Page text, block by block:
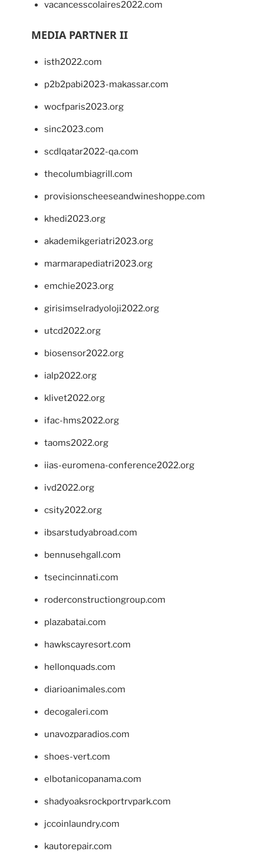
vacancesscolaires2022.com
MEDIA PARTNER II
isth2022.com
p2b2pabi2023-makassar.com
wocfparis2023.org
sinc2023.com
scdlqatar2022-qa.com
thecolumbiagrill.com
provisionscheeseandwineshoppe.com
khedi2023.org
akademikgeriatri2023.org
marmarapediatri2023.org
emchie2023.org
girisimselradyoloji2022.org
utcd2022.org
biosensor2022.org
ialp2022.org
klivet2022.org
ifac-hms2022.org
taoms2022.org
iias-euromena-conference2022.org
ivd2022.org
csity2022.org
ibsarstudyabroad.com
bennusehgall.com
tsecincinnati.com
roderconstructiongroup.com
plazabatai.com
hawkscayresort.com
hellonquads.com
diarioanimales.com
decogaleri.com
unavozparadios.com
shoes-vert.com
elbotanicopanama.com
shadyoaksrockportrvpark.com
jccoinlaundry.com
kautorepair.com